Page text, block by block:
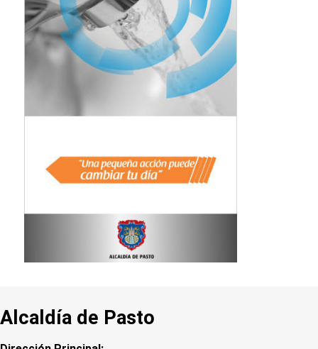
Alcaldía de Pasto